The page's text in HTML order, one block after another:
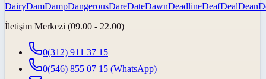
DairyDamDampDangerousDareDateDawnDeadlineDeafDealDean
İletişim Merkezi (09.00 - 22.00)
0(312) 911 37 15
0(546) 855 07 15 (WhatsApp)